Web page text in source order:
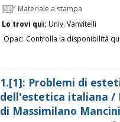
Materiale a stampa
Lo trovi qui: Univ. Vanvitelli
Opac: Controlla la disponibilità
1.[1]: Problemi di
dell'estetica italiana /
di Massimilano